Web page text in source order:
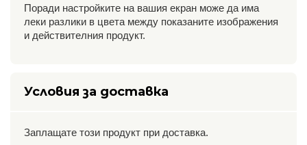
Поради настройките на вашия екран може да има
леки разлики в цвета между показаните изображения
и действителния продукт.
Условия за доставка
Заплащате този продукт при доставка.